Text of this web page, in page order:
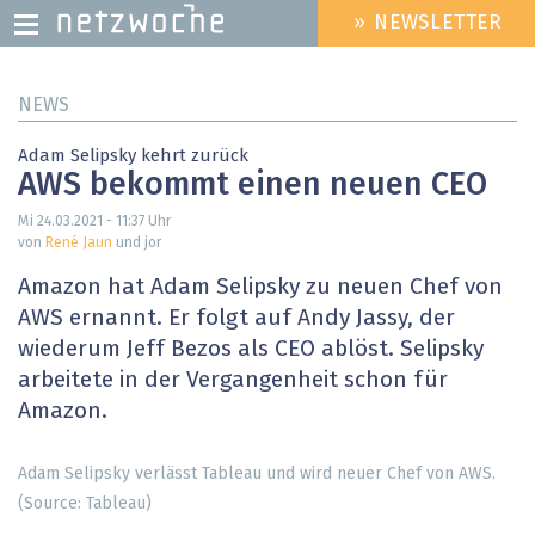
zum
HEADER
MENU
» NEWSLETTER
NEWS
Adam Selipsky kehrt zurück
AWS bekommt einen neuen CEO
Mi 24.03.2021 - 11:37 Uhr
von René Jaun und jor
Amazon hat Adam Selipsky zu neuen Chef von
AWS ernannt. Er folgt auf Andy Jassy, der
wiederum Jeff Bezos als CEO ablöst. Selipsky
arbeitete in der Vergangenheit schon für
Amazon.
Adam Selipsky verlässt Tableau und wird neuer Chef von AWS.
(Source: Tableau)